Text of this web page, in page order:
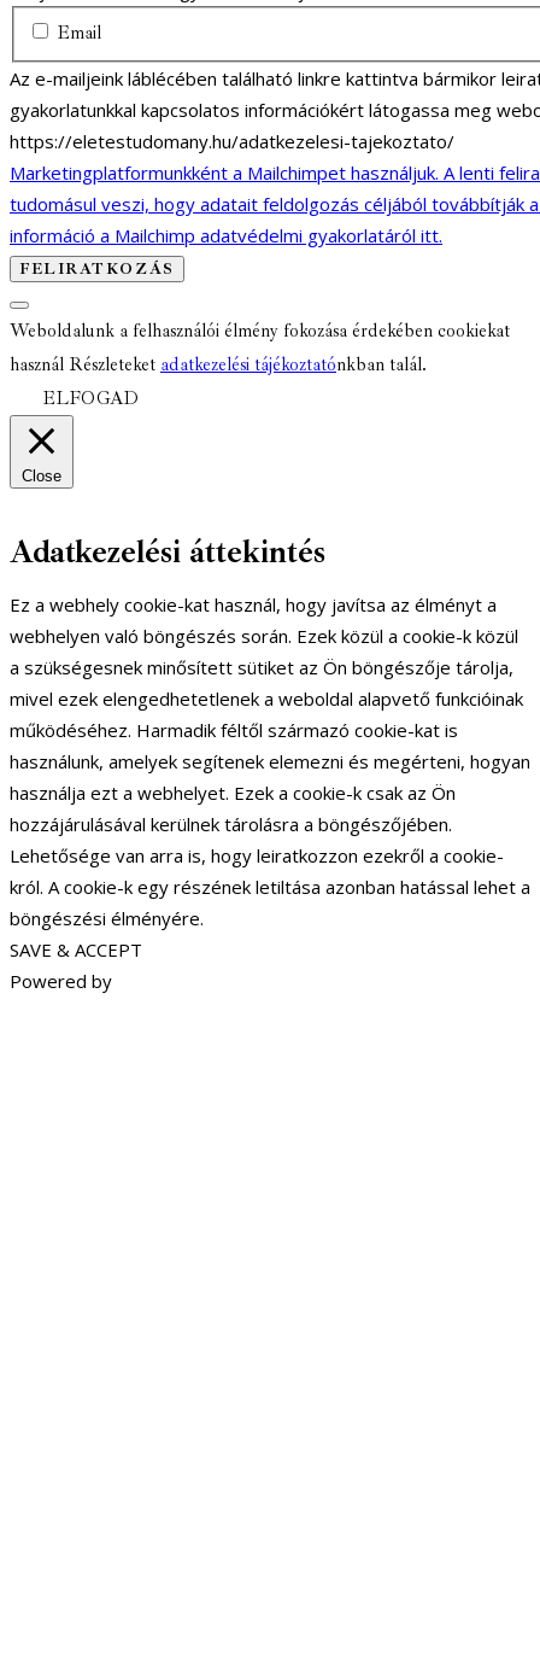
Email
Az e-mailjeink láblécében található linkre kattintva bármikor
gyakorlatunkkal kapcsolatos információkért látogassa meg
https://eletestudomany.hu/adatkezelesi-tajekoztato/
Marketingplatformunkként a Mailchimpet használjuk. A lenti
tudomásul veszi, hogy adatait feldolgozás céljából továbbítják
információ a Mailchimp adatvédelmi gyakorlatáról itt.
Weboldalunk a felhasználói élmény fokozása érdekében cookiekat
használ Részleteket adatkezelési tájékoztatónkban talál.
ELFOGAD
Close
Adatkezelési áttekintés
Ez a webhely cookie-kat használ, hogy javítsa az élményt a
webhelyen való böngészés során. Ezek közül a cookie-k közül
a szükségesnek minősített sütiket az Ön böngészője tárolja,
mivel ezek elengedhetetlenek a weboldal alapvető funkcióinak
működéséhez. Harmadik féltől származó cookie-kat is
használunk, amelyek segítenek elemezni és megérteni, hogyan
használja ezt a webhelyet. Ezek a cookie-k csak az Ön
hozzájárulásával kerülnek tárolásra a böngészőjében.
Lehetősége van arra is, hogy leiratkozzon ezekről a cookie-
król. A cookie-k egy részének letiltása azonban hatással lehet a
böngészési élményére.
SAVE & ACCEPT
Powered by